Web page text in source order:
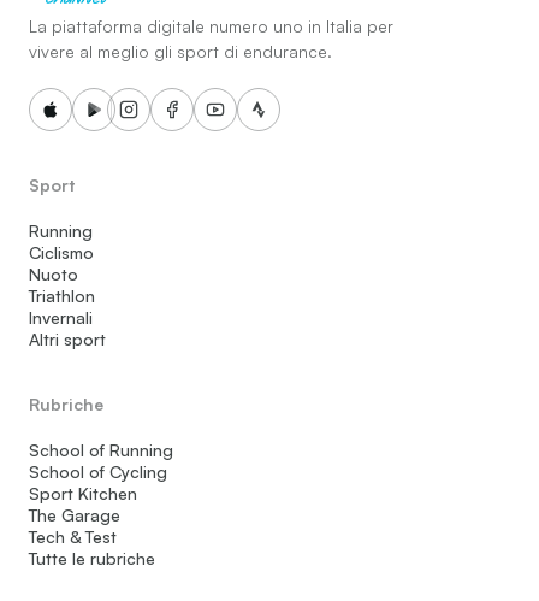
La piattaforma digitale numero uno in Italia per
vivere al meglio gli sport di endurance.
Sport
Running
Ciclismo
Nuoto
Triathlon
Invernali
Altri sport
Rubriche
School of Running
School of Cycling
Sport Kitchen
The Garage
Tech & Test
Tutte le rubriche